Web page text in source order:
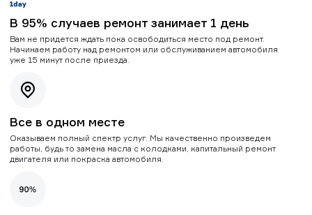
В 95% случаев ремонт занимает 1 день
Вам не придется ждать пока освободиться место под ремонт.
Начинаем работу над ремонтом или обслуживанием автомобиля
уже 15 минут после приезда.
Все в одном месте
Оказываем полный спектр услуг. Мы качественно произведем
работы, будь то замена масла с колодками, капитальный ремонт
двигателя или покраска автомобиля.